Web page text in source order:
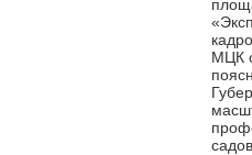
МЦК
садов.